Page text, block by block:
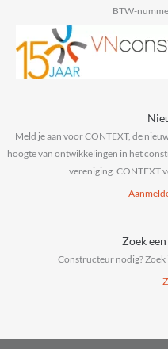
BTW-
Meld je aan voor CONTEXT, de
hoogte van ontwikkelingen in het
vereniging. CONTEXT
Zoek
Constructeur nodig?